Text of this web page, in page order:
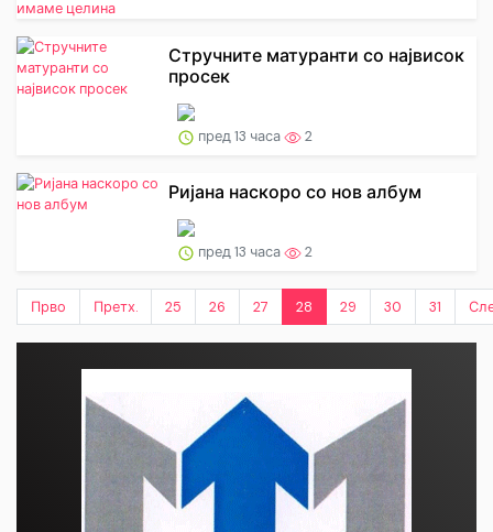
Стручните матуранти со највисок
просек
пред 13 часа 2
Ријана наскоро со нов албум
пред 13 часа 2
Прво Претх. 25 26 27 28 29 30 31